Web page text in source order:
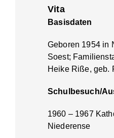
Vita
Basisdaten
Geboren 1954 in
Soest;
Heike Riße, geb.
Schulbesuch/
1960 – 1967
Niederense